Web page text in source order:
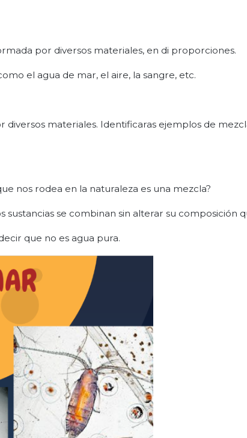
por diversos materiales, en di proporciones.
el agua de mar, el aire, la sangre, etc.
materiales. Identificaras ejemplos de
nos rodea en la naturaleza es una mezcla?
sustancias se combinan sin alterar su composición
que no es agua pura.